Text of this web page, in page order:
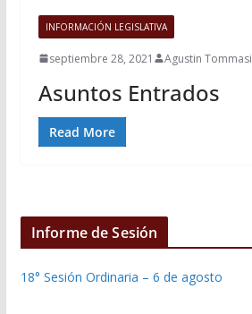
INFORMACIÓN LEGISLATIVA
septiembre 28, 2021 Agustin Tommasi
Asuntos Entrados
Read More
Informe de Sesión
18° Sesión Ordinaria – 6 de agosto